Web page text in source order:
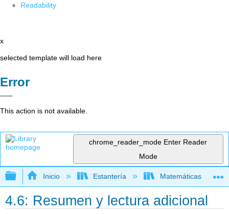
Readability
x
selected template will load here
Error
This action is not available.
chrome_reader_mode Enter Reader
Mode
Expandir/contraer jerarquía global
Inicio Estantería Matemáticas
4.6: Resumen y lectura adicional